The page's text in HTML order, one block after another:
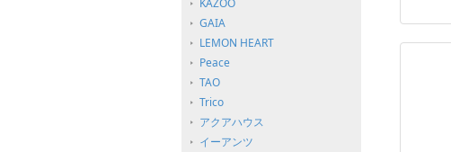
KAZOO
GAIA
LEMON HEART
Peace
TAO
Trico
アクアハウス
イーアンツ